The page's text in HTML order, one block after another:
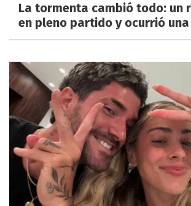
La tormenta cambió todo: un
en pleno partido y ocurrió